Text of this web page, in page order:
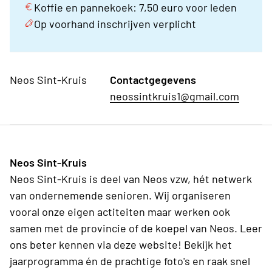
Koffie en pannekoek: 7,50 euro voor leden
Op voorhand inschrijven verplicht
Neos Sint-Kruis
Contactgegevens
neossintkruis1@gmail.com
Neos Sint-Kruis
Neos Sint-Kruis is deel van Neos vzw, hét netwerk
van ondernemende senioren. Wij organiseren
vooral onze eigen actiteiten maar werken ook
samen met de provincie of de koepel van Neos. Leer
ons beter kennen via deze website! Bekijk het
jaarprogramma én de prachtige foto's en raak snel